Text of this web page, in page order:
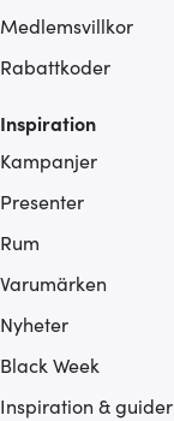
Medlemsvillkor
Rabattkoder
Inspiration
Kampanjer
Presenter
Rum
Varumärken
Nyheter
Black Week
Inspiration & guider